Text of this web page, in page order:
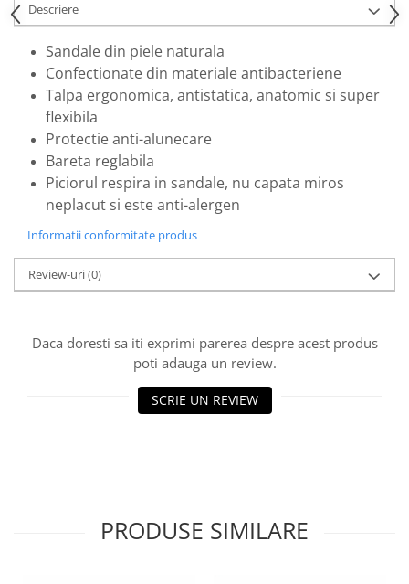
Descriere
Sandale din piele naturala
Confectionate din materiale antibacteriene
Talpa ergonomica, antistatica, anatomic si super
flexibila
Protectie anti-alunecare
Bareta reglabila
Piciorul respira in sandale, nu capata miros
neplacut si este anti-alergen
Informatii conformitate produs
Review-uri(0)
Daca doresti sa iti exprimi parerea despre acest produs
poti adauga un review.
SCRIE UN REVIEW
PRODUSE SIMILARE